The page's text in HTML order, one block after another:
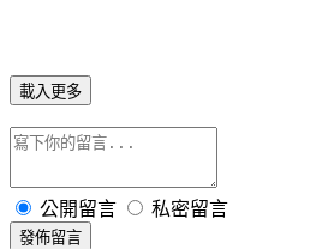
載入更多
公開留言 私密留言
發佈留言